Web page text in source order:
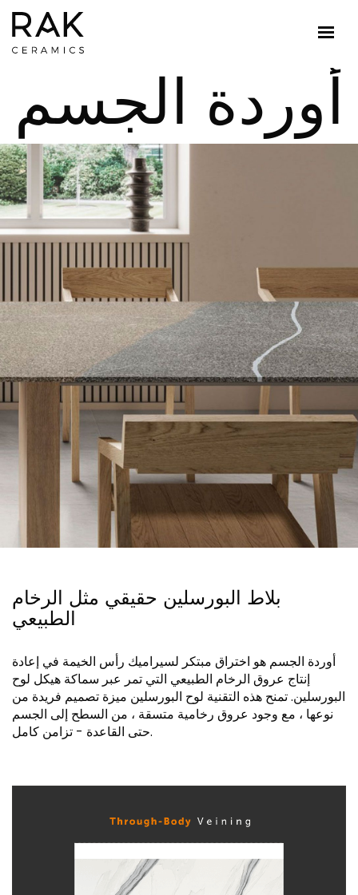
أوردة الجسم
بلاط البورسلين حقيقي مثل الرخام
الطبيعي
أوردة الجسم هو اختراق مبتكر لسيراميك رأس الخيمة في إعادة
إنتاج عروق الرخام الطبيعي التي تمر عبر سماكة هيكل لوح
البورسلين. تمنح هذه التقنية لوح البورسلين ميزة تصميم فريدة من
نوعها ، مع وجود عروق رخامية متسقة ، من السطح إلى الجسم
حتى القاعدة - تزامن كامل.